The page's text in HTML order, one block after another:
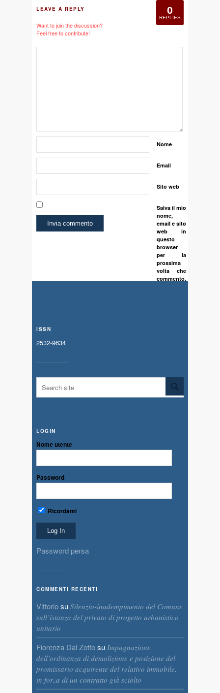
0
REPLIES
LEAVE A REPLY
Want to join the discussion?
Feel free to contribute!
Nome
Email
Sito web
Salva il mio
nome,
email e sito
web in
questo
browser
per la
prossima
volta che
commento.
ISSN
2532-9634
LOGIN
Nome utente
Password
Ricordami
Password persa
COMMENTI RECENTI
Vittoriosu Silenzio-inadempimento del Comune
sull’istanza del privato di progetto urbanistico
unitario
Fiorenza Dal Zottosu Impugnazione
dell’ordinanza di demolizione e posizione del
promissario acquirente del relativo immobile,
in forza di un contratto già sciolto